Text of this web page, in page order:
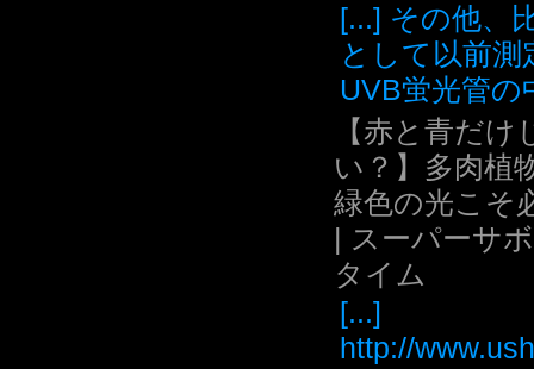
[...] その他、
として以前測
UVB蛍光管の
【赤と青だけ
い？】多肉植
緑色の光こそ
| スーパーサ
タイム
[...]
http://